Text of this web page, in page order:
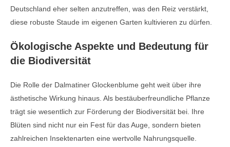
Deutschland eher selten anzutreffen, was den Reiz verstärkt,
diese robuste Staude im eigenen Garten kultivieren zu dürfen.
Ökologische Aspekte und Bedeutung für
die Biodiversität
Die Rolle der Dalmatiner Glockenblume geht weit über ihre
ästhetische Wirkung hinaus. Als bestäuberfreundliche Pflanze
trägt sie wesentlich zur Förderung der Biodiversität bei. Ihre
Blüten sind nicht nur ein Fest für das Auge, sondern bieten
zahlreichen Insektenarten eine wertvolle Nahrungsquelle.